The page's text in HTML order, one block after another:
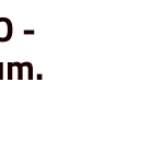
-